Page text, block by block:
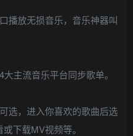
播放无损音乐，音乐神器叫
主流音乐平台同步歌单。
选，进入你喜欢的歌曲后选
下载MV视频等。